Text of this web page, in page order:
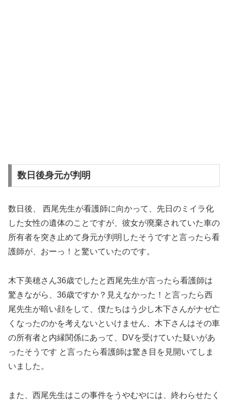
数日後身元が判明
数日後、 西尾先生が看護師に向かって、先日のミイラ化
した女性の遺体のことですが、彼女が廃棄されていた車の
所有者を突き止めて身元が判明したそうですと言ったら看
護師が、おーっ！と驚いていたのです。
木下美穂さん36歳でしたと西尾先生が言ったら看護師は
驚きながら、36歳ですか？見えなかった！と言ったら西
尾先生が暗い顔をして、僕たちはう少し木下さんがナゼ亡
くなったのかを考えないといけません、木下さんはその車
の所有者と内縁関係にあって、DVを受けていた疑いがあ
ったそうです と言ったら看護師は驚き目を見開いてしま
いました。
また、西尾先生はこの事件をうやむやには、終わらせたく